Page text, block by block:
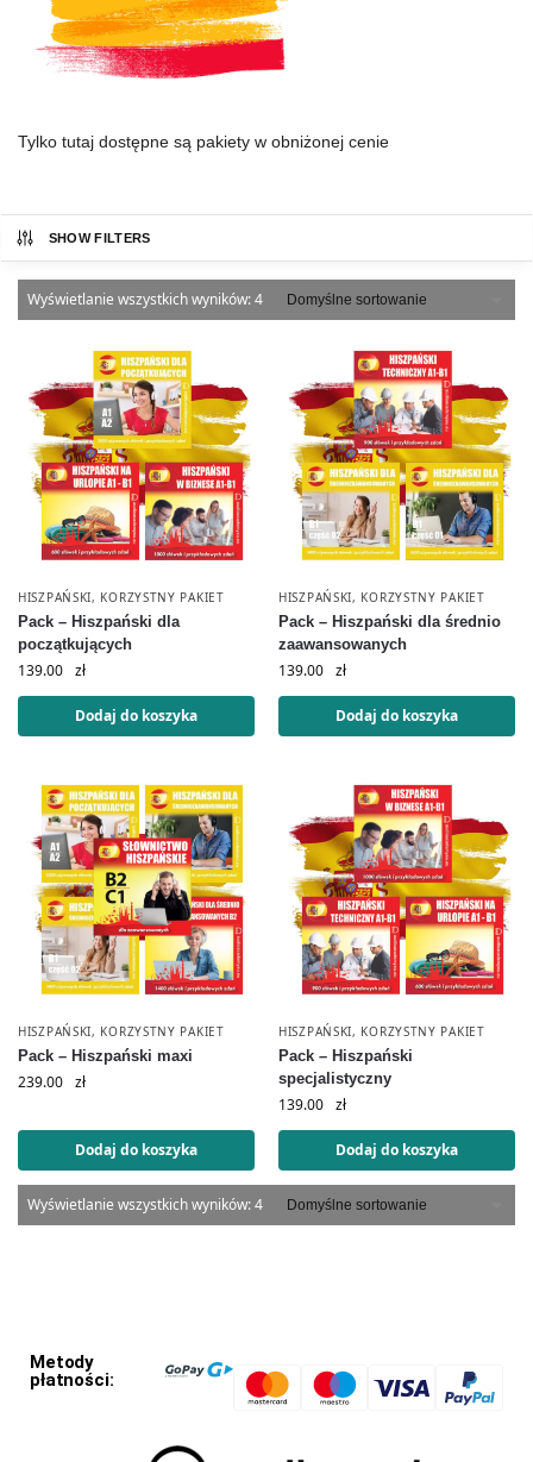
Tylko tutaj dostępne są pakiety w obniżonej cenie
SHOW FILTERS
Wyświetlanie wszystkich wyników: 4
HISZPAŃSKI, KORZYSTNY PAKIET
Pack – Hiszpański dla
początkujących
139.00 zł
Dodaj do koszyka
HISZPAŃSKI, KORZYSTNY PAKIET
Pack – Hiszpański dla średnio
zaawansowanych
139.00 zł
Dodaj do koszyka
HISZPAŃSKI, KORZYSTNY PAKIET
Pack – Hiszpański maxi
239.00 zł
Dodaj do koszyka
HISZPAŃSKI, KORZYSTNY PAKIET
Pack – Hiszpański
specjalistyczny
139.00 zł
Dodaj do koszyka
Wyświetlanie wszystkich wyników: 4
Metody
płatności: